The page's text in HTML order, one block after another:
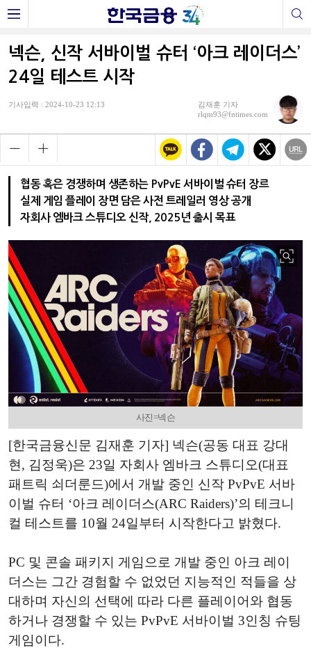
넥슨, 신작 서바이벌 슈터 ‘아크 레이더스’
24일 테스트 시작
기사입력 : 2024-10-23 12:13
김재훈 기자
rlqm93@fntimes.com
협동 혹은 경쟁하며 생존하는 PvPvE 서바이벌 슈터 장르
실제 게임 플레이 장면 담은 사전 트레일러 영상 공개
자회사 엠바크 스튜디오 신작, 2025년 출시 목표
사진=넥슨
[한국금융신문 김재훈 기자] 넥슨(공동 대표 강대
현, 김정욱)은 23일 자회사 엠바크 스튜디오(대표
패트릭 쇠더룬드)에서 개발 중인 신작 PvPvE 서바
이벌 슈터 ‘아크 레이더스(ARC Raiders)’의 테크니
컬 테스트를 10월 24일부터 시작한다고 밝혔다.
PC 및 콘솔 패키지 게임으로 개발 중인 아크 레이
더스는 그간 경험할 수 없었던 지능적인 적들을 상
대하며 자신의 선택에 따라 다른 플레이어와 협동
하거나 경쟁할 수 있는 PvPvE 서바이벌 3인칭 슈팅
게임이다.